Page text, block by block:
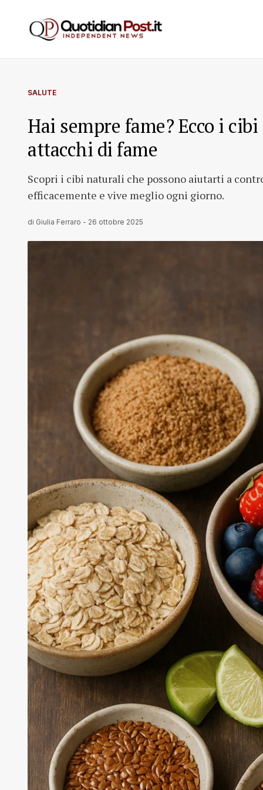
SALUTE
Hai sempre fame? Ecco i
attacchi di fame
Scopri i cibi naturali che possono aiutarti a
efficacemente e vive meglio ogni giorno.
di Giulia Ferraro - 26 ottobre 2025